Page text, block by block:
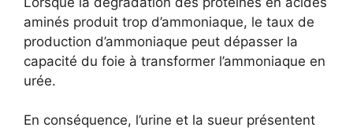
aminés produit trop d’ammoniaque, le taux de
production d’ammoniaque peut dépasser la
capacité du foie à transformer l’ammoniaque en
urée.
En conséquence, l’urine et la sueur présentent